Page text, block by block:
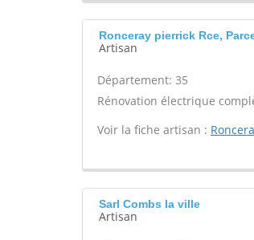
Ronceray pierrick Rce,
Artisan
Département: 35
Rénovation électrique
Voir la fiche artisan :
Sarl Combs la ville
Artisan